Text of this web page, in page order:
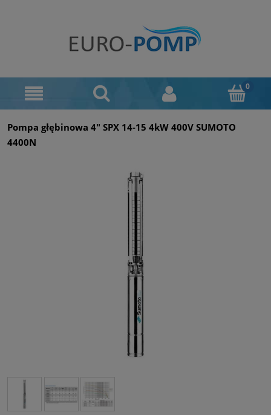
Pompa głębinowa 4" SPX 14‑15 4kW 400V SUMOTO
4400N